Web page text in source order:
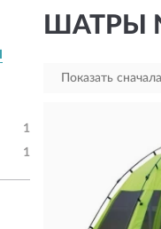
1
1
ШАТРЫ
Показать